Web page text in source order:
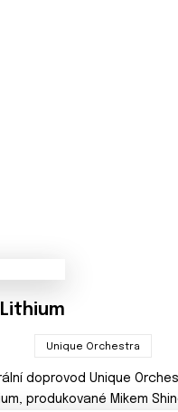
Lithium
Unique Orchestra
doprovod Unique
produkované Mikem